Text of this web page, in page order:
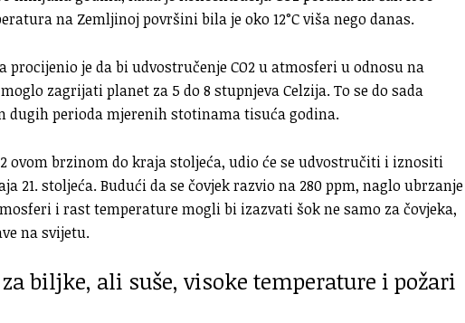
na Zemljinoj površini bila je oko 12°C viša nego danas.
procijenio je da bi udvostručenje CO2 u atmosferi u odnosu na
zagrijati planet za 5 do 8 stupnjeva Celzija. To se do sada
dugih perioda mjerenih stotinama tisuća godina.
ovom brzinom do kraja stoljeća, udio će se udvostručiti i iznositi
21. stoljeća. Budući da se čovjek razvio na 280 ppm, naglo ubrzanje
i rast temperature mogli bi izazvati šok ne samo za čovjeka,
na svijetu.
za biljke, ali suše, visoke temperature i požari